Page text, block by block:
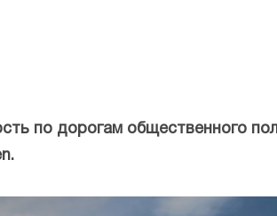
по дорогам общественного